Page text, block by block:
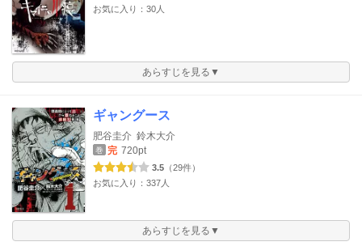
お気に入り：30人
あらすじを見る▼
ギャングース
肥谷圭介 鈴木大介
巻 完 720pt
3.5 （29件）
お気に入り：337人
あらすじを見る▼